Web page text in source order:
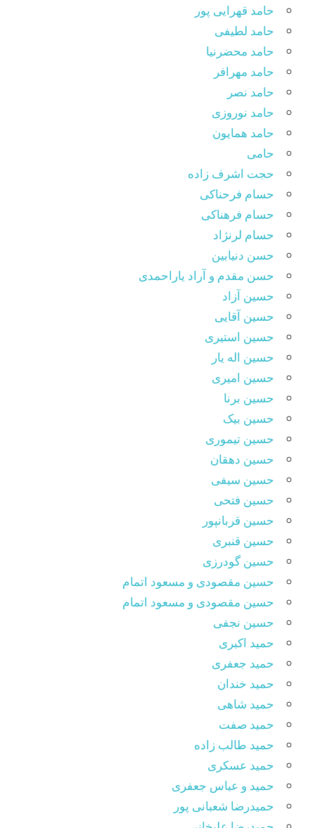
حامد قهرایی پور
حامد لطیفی
حامد محضرنیا
حامد مهرافر
حامد نصر
حامد نوروزی
حامد همایون
حامی
حجت اشرف زاده
حسام فرحناکی
حسام فرهناکی
حسام لرنژاد
حسن دنیابین
حسن مقدم و آراد یاراحمدی
حسین آزاد
حسین آقایی
حسین استیری
حسین اله یار
حسین امیری
حسین برنا
حسین بیک
حسین تیموری
حسین دهقان
حسین سیفی
حسین فتحی
حسین قربانپور
حسین قنبری
حسین گودرزی
حسین مقصودى و مسعود اتمام
حسین مقصودی و مسعود اتمام
حسین نجفی
حمید اکبری
حمید جعفری
حمید خندان
حمید شاهی
حمید صفت
حمید طالب زاده
حمید عسکری
حمید و عباس جعفری
حمیدرضا شعبانی پور